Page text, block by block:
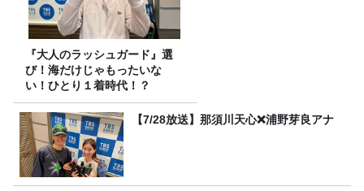
『大人のラッシュガード』選
び！海だけじゃもったいな
い！ひとり１着時代！？
【7/28放送】那須川天心❌浦野芽良アナ